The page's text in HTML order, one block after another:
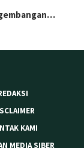
KAMI
MEDIA SIBER